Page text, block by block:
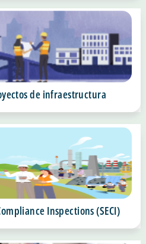
de infraestructura
Inspections (SECI)